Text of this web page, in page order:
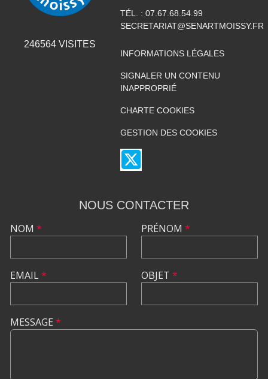
246564 VISITES
TÉL. : 07.67.68.54.99
SECRETARIAT@SENARTMOISSY.FR
INFORMATIONS LÉGALES
SIGNALER UN CONTENU
INAPPROPRIÉ
CHARTE COOKIES
GESTION DES COOKIES
NOUS CONTACTER
NOM *
EMAIL*
PRÉNOM *
OBJET *
MESSAGE *